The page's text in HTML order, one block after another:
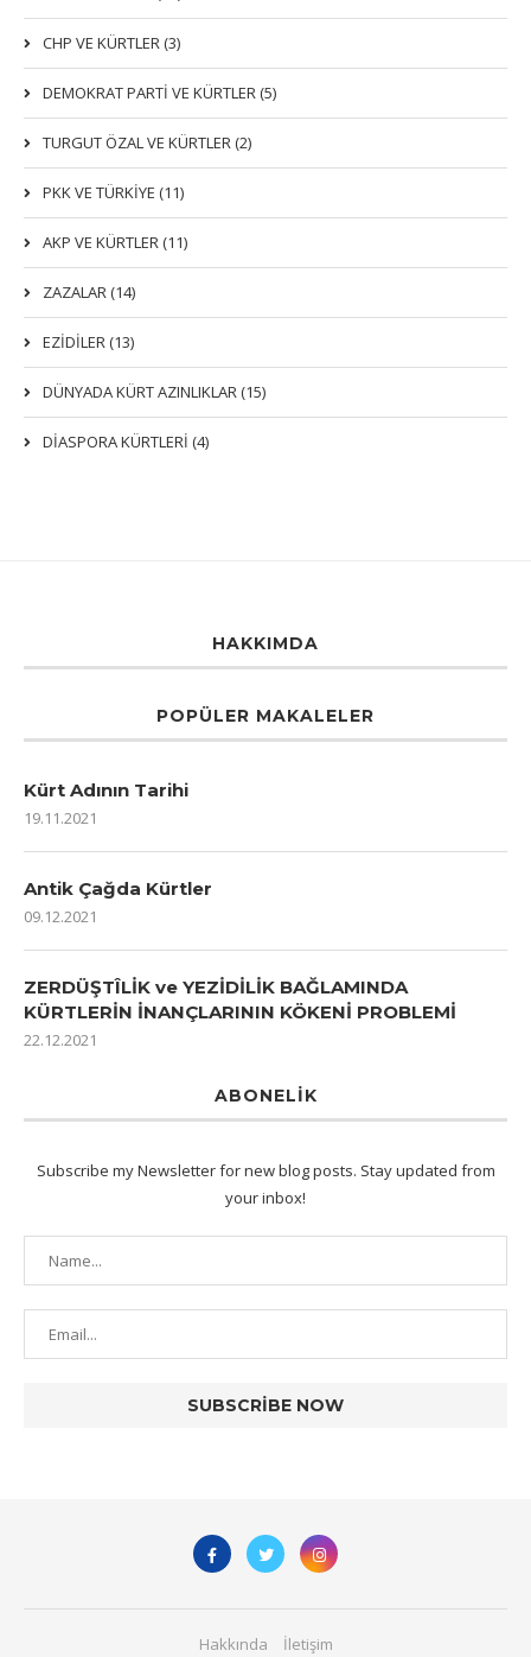
CHP VE KÜRTLER (3)
DEMOKRAT PARTI VE KÜRTLER (5)
TURGUT ÖZAL VE KÜRTLER (2)
PKK VE TÜRKIYE (11)
AKP VE KÜRTLER (11)
ZAZALAR (14)
EZIDILER (13)
DÜNYADA KÜRT AZINLIKLAR (15)
DİASPORA KÜRTLERİ (4)
HAKKIMDA
POPÜLER MAKALELER
Kürt Adının Tarihi
19.11.2021
Antik Çağda Kürtler
09.12.2021
ZERDÜŞTÎLİK ve YEZİDİLİK BAĞLAMINDA
KÜRTLERİN İNANÇLARININ KÖKENİ PROBLEMİ
22.12.2021
ABONELIK
Subscribe my Newsletter for new blog posts. Stay updated from
your inbox!
Hakkında İletişim